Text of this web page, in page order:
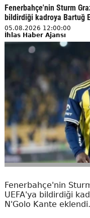
Fenerbahçe'nin Sturm
bildirdiği kadroya Bartuğ
05.08.2026 12:00:00
İhlas Haber Ajansı
Fenerbahçe'nin
UEFA'ya bildirdiği
N'Golo Kante eklendi.